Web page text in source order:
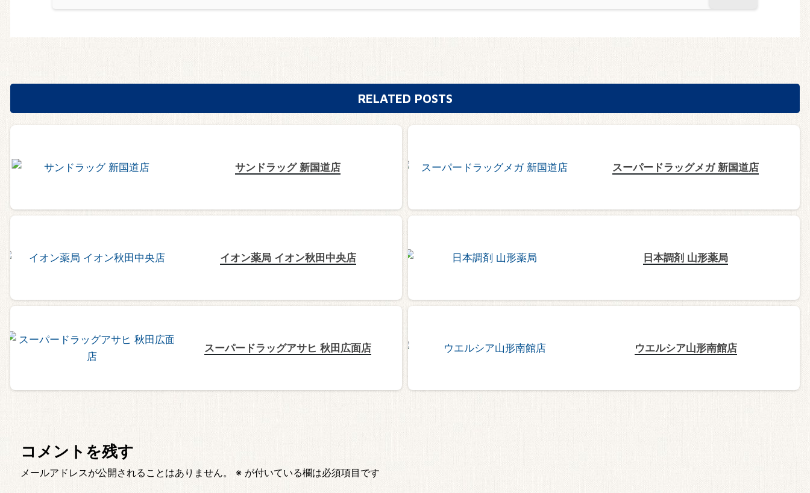
RELATED POSTS
サンドラッグ 新国道店 スーパードラッグメガ 新国道店
イオン薬局 イオン秋田中央店 日本調剤 山形薬局
スーパードラッグアサヒ 秋田広面店 ウエルシア山形南館店
コメントを残す
メールアドレスが公開されることはありません。 ※ が付いている欄は必須項目です